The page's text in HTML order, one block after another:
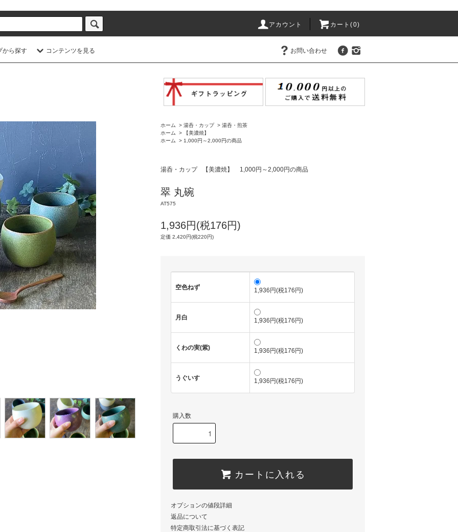
アカウント カート(0)
から探す コンテンツを見る お問い合わせ
ホーム > 湯呑・カップ > 湯呑・煎茶
ホーム
>
【美濃焼】
ホーム
> 1,000円～2,000円の商品
湯呑・カップ 【美濃焼】 1,000円～2,000円の商品
翠 丸碗
AT575
1,936円(税176円)
定価 2,420円(税220円)
空色ねず 1,936円(税176円)
月白 1,936円(税176円)
くわの実(紫) 1,936円(税176円)
うぐいす 1,936円(税176円)
購入数
カートに入れる
オプションの値段詳細
返品について
特定商取引法に基づく表記